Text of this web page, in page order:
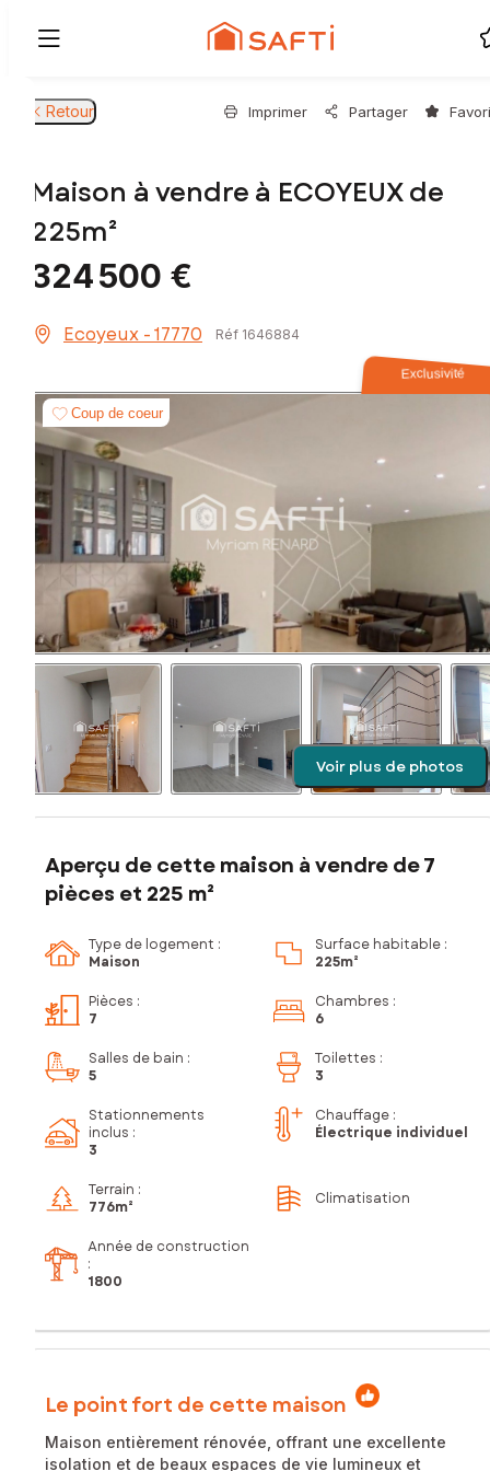
Retour Imprimer Partager
Maison à vendre à ECOYEUX de
225m²
324 500 €
Ecoyeux - 17770 Réf 1646884
Exclusivité
Coup de coeur
Voir plus de photos
Aperçu de cette maison à vendre de 7
pièces et 225 m²
Type de logement :
Maison
Surface habitable :
225m²
Pièces :
7
Chambres :
6
Salles de bain :
5
Toilettes :
3
Stationnements
inclus :
3
Chauffage :
Électrique individuel
Terrain :
776m²
Climatisation
Année de construction
:
1800
Le point fort de cette maison
Maison entièrement rénovée, offrant une excellente
isolation et de beaux espaces de vie lumineux et